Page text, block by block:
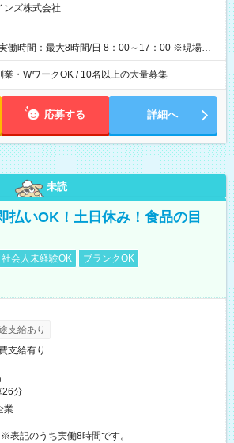
用形態、給与は本採用時と同じです。
ンズ株式会社
働時間：最大8時間/日 8：00～17：00 ※現場によ
▶残業ほとんどなし！ ▶時間より
の方が多いと思います。現場によっては午前中
21:00～6:00）のお仕事も可能。
業・WワークOK / 10名以上の大量募集
応募する 詳細へ
未読
払いOK！土日休み！食品の目
社会人未経験OK
ブランクOK
支給あり
支給有り
26分
業
8:30～17:30 ※表記のうち実働8時間です。